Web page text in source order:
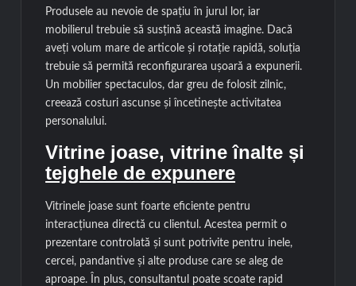
Produsele au nevoie de spațiu în jurul lor, iar
mobilierul trebuie să susțină această imagine. Dacă
aveți volum mare de articole și rotație rapidă, soluția
trebuie să permită reconfigurarea ușoară a expunerii.
Un mobilier spectaculos, dar greu de folosit zilnic,
creează costuri ascunse și încetinește activitatea
personalului.
Vitrine joase, vitrine înalte și
tejghele de expunere
Vitrinele joase sunt foarte eficiente pentru
interacțiunea directă cu clientul. Acestea permit o
prezentare controlată și sunt potrivite pentru inele,
cercei, pandantive și alte produse care se aleg de
aproape. În plus, consultantul poate scoate rapid